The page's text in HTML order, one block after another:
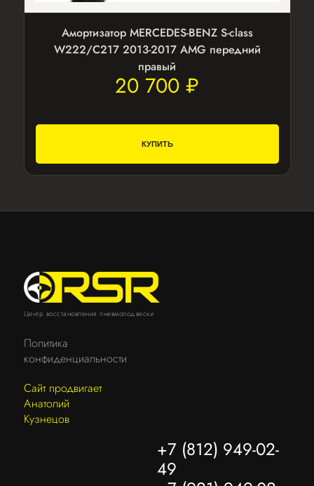
Амортизатор MERCEDES-BENZ S-class
W222/C217 2013-2017 AMG передний
правый
20 700 ₽
КУПИТЬ
Центр восстановления пневмоподвески
Политика
конфиденциальности
Сайт продвигает
Анатолий
Кузнецов
+7 (812) 949-02-
49